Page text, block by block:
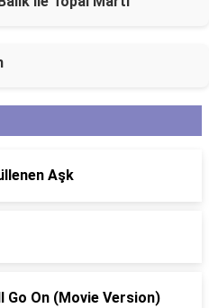
Aşk
Go On (Movie Version)